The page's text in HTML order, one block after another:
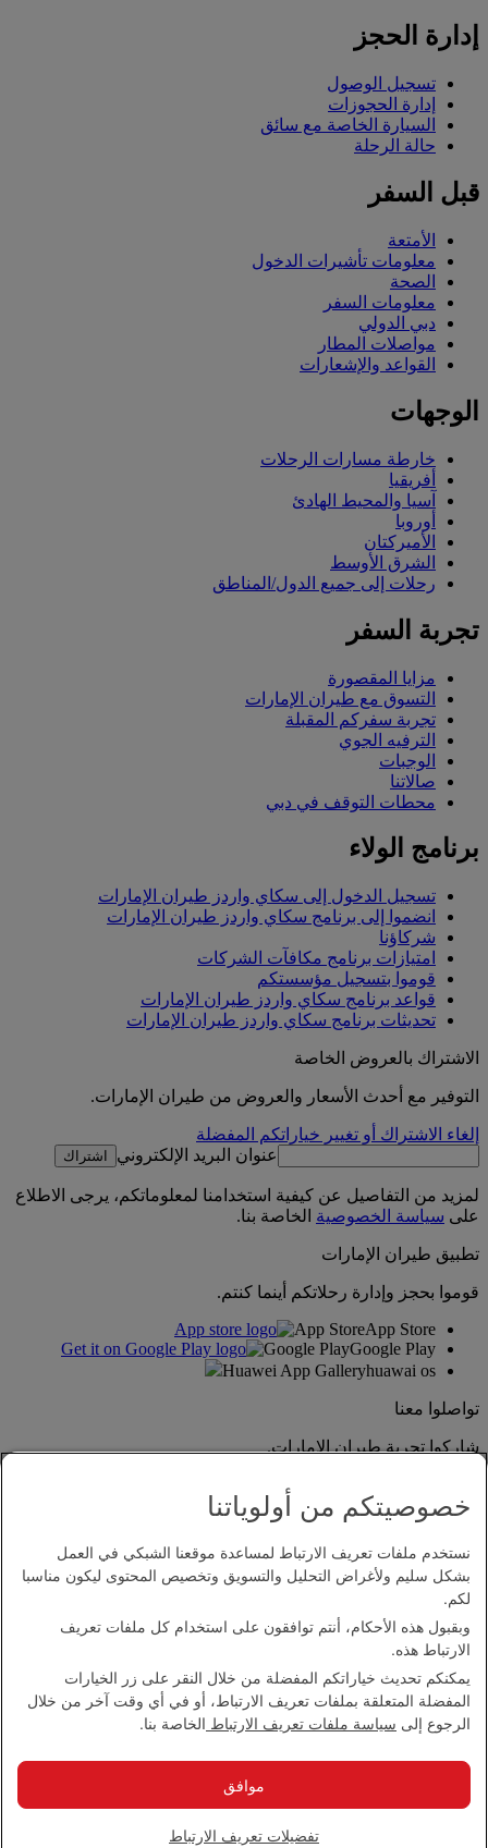
إدارة الحجز
تسجيل الوصول
إدارة الحجوزات
السيارة الخاصة مع سائق
حالة الرحلة
قبل السفر
الأمتعة
معلومات تأشيرات الدخول
الصحة
معلومات السفر
دبي الدولي
مواصلات المطار
القواعد والإشعارات
الوجهات
خارطة مسارات الرحلات
أفريقيا
آسيا والمحيط الهادئ
أوروبا
الأميركتان
الشرق الأوسط
رحلات إلى جميع الدول/المناطق
تجربة السفر
مزايا المقصورة
التسوق مع طيران الإمارات
تجربة سفركم المقبلة
الترفيه الجوي
الوجبات
صالاتنا
محطات التوقف في دبي
برنامج الولاء
تسجيل الدخول إلى سكاي واردز طيران الإمارات
انضموا إلى برنامج سكاي واردز طيران الإمارات
شركاؤنا
امتيازات برنامج مكافآت الشركات
قوموا بتسجيل مؤسستكم
قواعد برنامج سكاي واردز طيران الإمارات
تحديثات برنامج سكاي واردز طيران الإمارات
الاشتراك بالعروض الخاصة
التوفير مع أحدث الأسعار والعروض من طيران الإمارات.
إلغاء الاشتراك أو تغيير خياراتكم المفضلة
عنوان البريد الإلكتروني
اشتراك
لمزيد من التفاصيل عن كيفية استخدامنا لمعلوماتكم، يرجى الاطلاع
على سياسة الخصوصية الخاصة بنا.
تطبيق طيران الإمارات
قوموا بحجز وإدارة رحلاتكم أينما كنتم.
App StoreApp Store
Google PlayGoogle Play
Huawei App Galleryhuawai os
تواصلوا معنا
شاركوا تجربة طيران الإمارات.
بيان إمكانية الدخول
اتصل بنا
سياسة الخصوصية
الشروط والأحكام
سياسة ملفات تعريف الارتباط
بيان الشفافية بموجب قانون مكافحة العبودية الحديثة
خصوصيتكم من أولوياتنا
نستخدم ملفات تعريف الارتباط لمساعدة موقعنا الشبكي في العمل
بشكل سليم ولأغراض التحليل والتسويق وتخصيص المحتوى ليكون مناسبا
لكم.
وبقبول هذه الأحكام، أنتم توافقون على استخدام كل ملفات تعريف
الارتباط هذه.
يمكنكم تحديث خياراتكم المفضلة من خلال النقر على زر الخيارات
المفضلة المتعلقة بملفات تعريف الارتباط، أو في أي وقت آخر من خلال
الرجوع إلى سياسة ملفات تعريف الارتباط الخاصة بنا.
تفضيلات تعريف الارتباط
موافق